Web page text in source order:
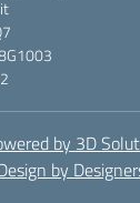
by 3D
by